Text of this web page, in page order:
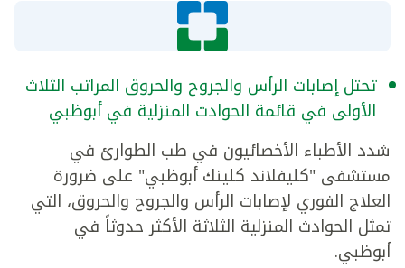
تحتل إصابات الرأس والجروح والحروق المراتب الثلاث
الأولى في قائمة الحوادث المنزلية في أبوظبي
شدد الأطباء الأخصائيون في طب الطوارئ في
مستشفى "كليفلاند كلينك أبوظبي" على ضرورة
العلاج الفوري لإصابات الرأس والجروح والحروق، التي
تمثل الحوادث المنزلية الثلاثة الأكثر حدوثاً في
أبوظبي.